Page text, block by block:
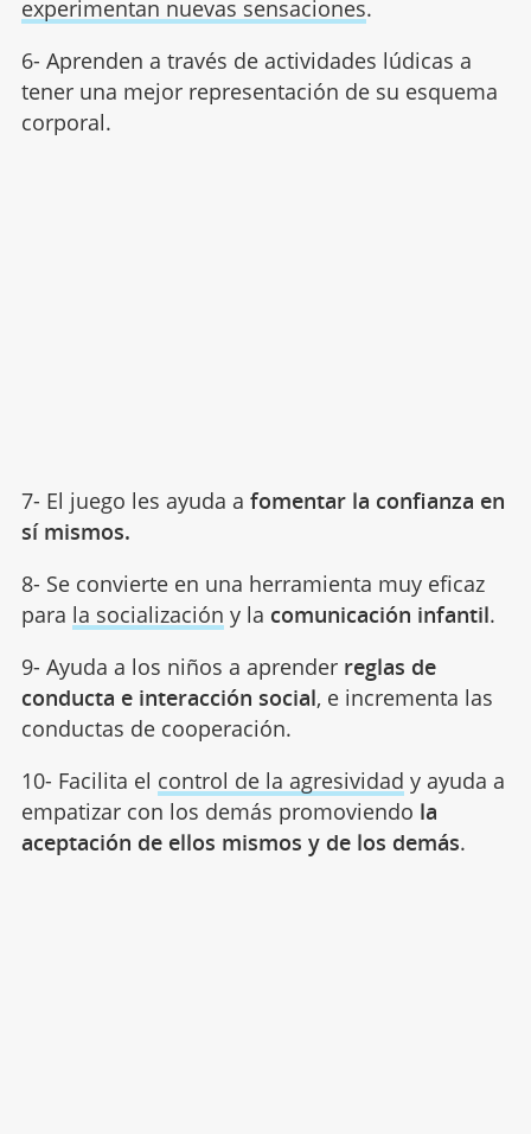
experimentan nuevas sensaciones.
6- Aprenden a través de actividades lúdicas a
tener una mejor representación de su esquema
corporal.
7- El juego les ayuda a fomentar la confianza en
sí mismos.
8- Se convierte en una herramienta muy eficaz
para la socialización y la comunicación infantil.
9- Ayuda a los niños a aprender reglas de
conducta e interacción social, e incrementa las
conductas de cooperación.
10- Facilita el control de la agresividad y ayuda a
empatizar con los demás promoviendo la
aceptación de ellos mismos y de los demás.